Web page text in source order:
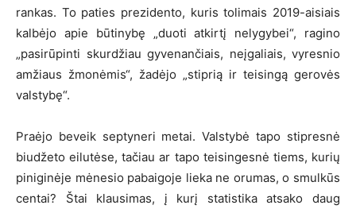
rankas. To paties prezidento, kuris tolimais 2019-aisiais
kalbėjo apie būtinybę „duoti atkirtį nelygybei“, ragino
„pasirūpinti skurdžiau gyvenančiais, neįgaliais, vyresnio
amžiaus žmonėmis“, žadėjo „stiprią ir teisingą gerovės
valstybę“.
Praėjo beveik septyneri metai. Valstybė tapo stipresnė
biudžeto eilutėse, tačiau ar tapo teisingesnė tiems, kurių
piniginėje mėnesio pabaigoje lieka ne orumas, o smulkūs
centai? Štai klausimas, į kurį statistika atsako daug